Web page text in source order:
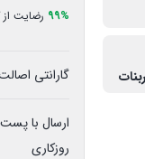
99% رضایت
گارانتی
روزکاری